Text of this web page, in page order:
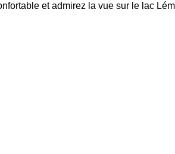
et admirez la vue sur le lac